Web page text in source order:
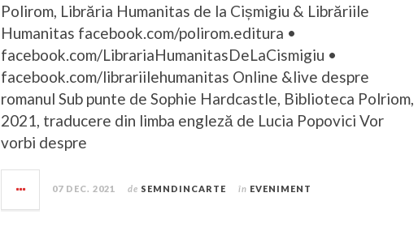
Polirom, Librăria Humanitas de la Cișmigiu & Librăriile
Humanitas facebook.com/polirom.editura •
facebook.com/LibrariaHumanitasDeLaCismigiu •
facebook.com/librariilehumanitas Online &live despre
romanul Sub punte de Sophie Hardcastle, Biblioteca Polriom,
2021, traducere din limba engleză de Lucia Popovici Vor
vorbi despre
07 DEC. 2021 de SEMNDINCARTE în EVENIMENT